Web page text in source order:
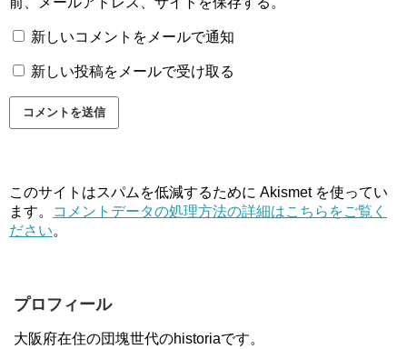
新しいコメントをメールで通知
新しい投稿をメールで受け取る
このサイトはスパムを低減するために Akismet を使ってい
ます。
コメントデータの処理方法の詳細はこちらをご覧く
ださい。
プロフィール
大阪府在住の団塊世代のhistoriaです。